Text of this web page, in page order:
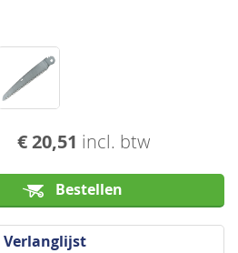
€ 20,51 incl. btw
Bestellen
Verlanglijst